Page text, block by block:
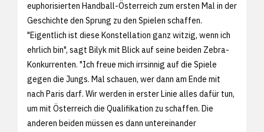
euphorisierten Handball-Österreich zum ersten Mal in der
Geschichte den Sprung zu den Spielen schaffen.
"Eigentlich ist diese Konstellation ganz witzig, wenn ich
ehrlich bin", sagt Bilyk mit Blick auf seine beiden Zebra-
Konkurrenten. "Ich freue mich irrsinnig auf die Spiele
gegen die Jungs. Mal schauen, wer dann am Ende mit
nach Paris darf. Wir werden in erster Linie alles dafür tun,
um mit Österreich die Qualifikation zu schaffen. Die
anderen beiden müssen es dann untereinander